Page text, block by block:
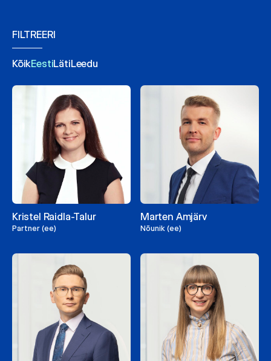
FILTREERI
KõikEestiLätiLeedu
Kristel Raidla-Talur
Partner (ee)
Marten Amjärv
Nõunik (ee)